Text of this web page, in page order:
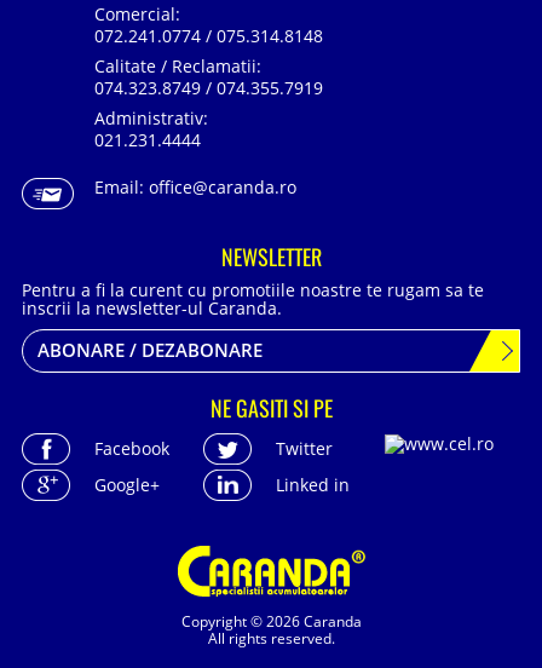
Copyright © 2026 Caranda
All rights reserved.
Comercial:
072.241.0774 / 075.314.8148
Calitate / Reclamatii:
074.323.8749 / 074.355.7919
Administrativ:
021.231.4444
Email: office@caranda.ro
NEWSLETTER
Pentru a fi la curent cu promotiile noastre te rugam sa te
inscrii la newsletter-ul Caranda.
ABONARE / DEZABONARE
NE GASITI SI PE
Facebook
Twitter
Google+
Linked in